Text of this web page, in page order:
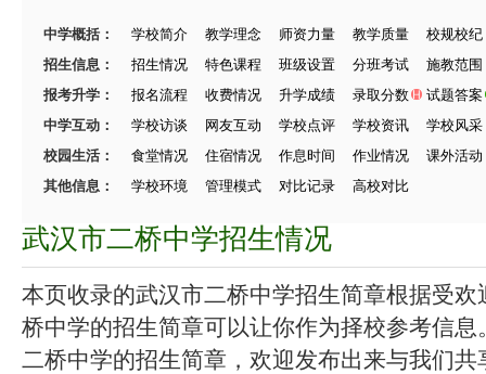
中学概括： 学校简介 教学理念 师资力量 教学质量
校规校纪
招生信息：
招生情况 特色课程 班级设置 分班考试
施教范围
报考升学：
报名流程 收费情况 升学成绩 录取分数
试题答案
中学互动：
学校访谈 网友互动 学校点评 学校资讯
学校风采
校园生活：
食堂情况 住宿情况 作息时间 作业情况
课外活动
其他信息：
学校环境 管理模式 对比记录 高校对比
武汉市二桥中学招生情况
本页收录的武汉市二桥中学招生简章根据受
桥中学的招生简章可以让你作为择校参考信
二桥中学的招生简章，欢迎发布出来与我们共